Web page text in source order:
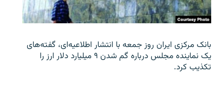
بانک مرکزی ایران روز جمعه با انتشار اطلاعیه‌ای، گفته‌های
یک نماینده مجلس درباره گم شدن ۹ میلیارد دلار ارز را
تکذیب کرد.